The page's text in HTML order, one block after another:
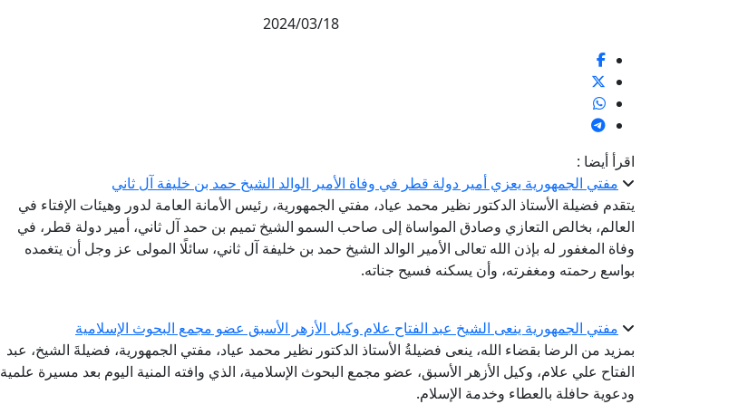
2024/03/18
اقرأ أيضا :
مفتي الجمهورية يعزي أمير دولة قطر في وفاة الأمير الوالد الشيخ حمد بن خليفة آل ثاني
يتقدم فضيلة الأستاذ الدكتور نظير محمد عياد، مفتي الجمهورية، رئيس الأمانة العامة لدور وهيئات الإفتاء في
العالم، بخالص التعازي وصادق المواساة إلى صاحب السمو الشيخ تميم بن حمد آل ثاني، أمير دولة قطر، في
وفاة المغفور له بإذن الله تعالى الأمير الوالد الشيخ حمد بن خليفة آل ثاني، سائلًا المولى عز وجل أن يتغمده
بواسع رحمته ومغفرته، وأن يسكنه فسيح جناته.
مفتي الجمهورية ينعى الشيخ عبد الفتاح علام وكيل الأزهر الأسبق عضو مجمع البحوث الإسلامية
بمزيد من الرضا بقضاء الله، ينعى فضيلةُ الأستاذ الدكتور نظير محمد عياد، مفتي الجمهورية، فضيلةَ الشيخ، عبد
الفتاح علي علام، وكيل الأزهر الأسبق، عضو مجمع البحوث الإسلامية، الذي وافته المنية اليوم بعد مسيرة علمية
ودعوية حافلة بالعطاء وخدمة الإسلام.